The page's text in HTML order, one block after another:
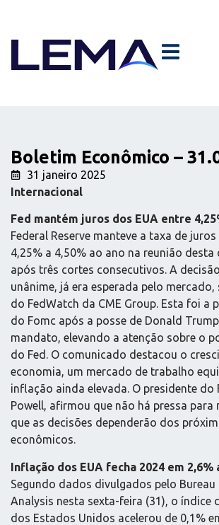
Boletim Econômico –
31 janeiro 2025
Internacional
Fed mantém juros dos EUA entre
Federal Reserve manteve a taxa de
4,25% a 4,50% ao ano na reunião
após três cortes consecutivos. A
unânime, já era esperada pelo
do FedWatch da CME Group. Esta foi a
do Fomc após a posse de Donald
mandato, elevando a atenção sobre o
do Fed. O comunicado destacou o
economia, um mercado de trabalho
inflação ainda elevada. O presidente do
Powell, afirmou que não há pressa para
que as decisões dependerão dos
econômicos.
Inflação dos EUA fecha 2024 em 2,6%
Segundo dados divulgados pelo
Analysis nesta sexta-feira (31), o índice
dos Estados Unidos acelerou de 0,1%